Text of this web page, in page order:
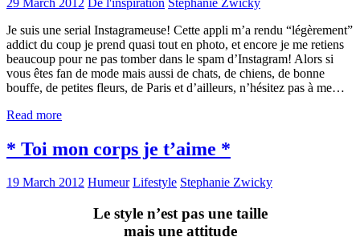
Je suis une serial Instagrameuse! Cette appli m’a rendu “légèrement”
addict du coup je prend quasi tout en photo, et encore je me retiens
beaucoup pour ne pas tomber dans le spam d’Instagram! Alors si
vous êtes fan de mode mais aussi de chats, de chiens, de bonne
bouffe, de petites fleurs, de Paris et d’ailleurs, n’hésitez pas à me…
Read more
* Toi mon corps je t’aime *
19 March 2012 Humeur Lifestyle Stephanie Zwicky
Le style n’est pas une taille
mais une attitude